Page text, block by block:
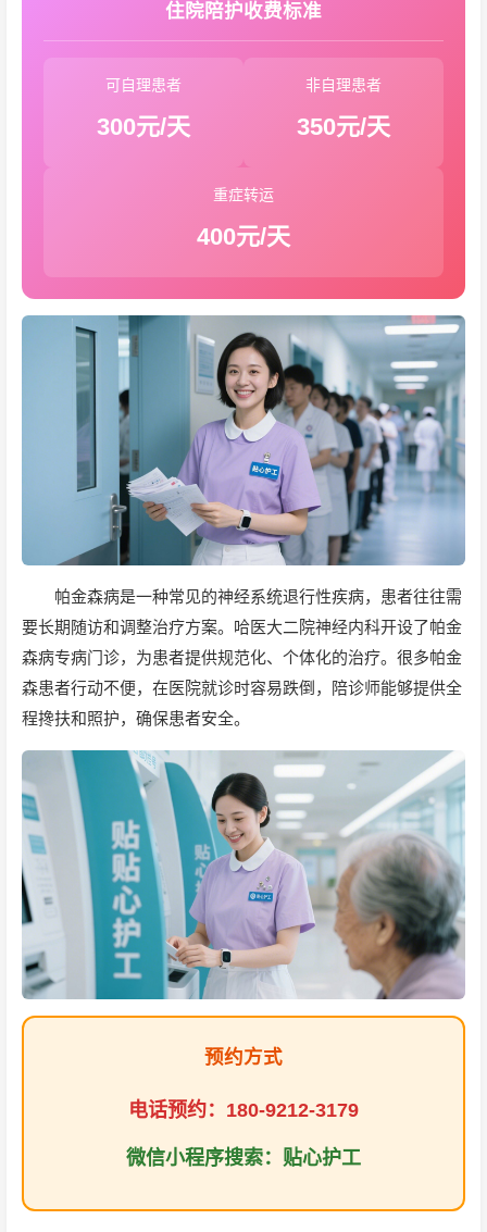
住院陪护收费标准
可自理患者
300元/天
非自理患者
350元/天
重症转运
400元/天
帕金森病是一种常见的神经系统退行性疾病，患者往往需
要长期随访和调整治疗方案。哈医大二院神经内科开设了帕金
森病专病门诊，为患者提供规范化、个体化的治疗。很多帕金
森患者行动不便，在医院就诊时容易跌倒，陪诊师能够提供全
程搀扶和照护，确保患者安全。
预约方式
电话预约：180-9212-3179
微信小程序搜索：贴心护工